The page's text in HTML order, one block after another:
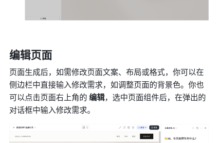
编辑页面
页面生成后，如需修改页面文案、布局或格式，你可以在
侧边栏中直接输入修改需求，如调整页面的背景色。你也
可以点击页面右上角的 编辑，选中页面组件后，在弹出的
对话框中输入修改需求。